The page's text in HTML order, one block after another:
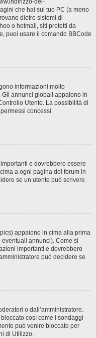
del-
che hai sul tuo PC (a meno
dietro sistemi di
o hotmail, siti protetti da
puoi usare il comando BBCode
informazioni molto
annunci globali appaiono in
Utente. La possibilità di
concessi
e dovrebbero essere
a ogni pagina del forum in
se un utente può scrivere
appaiono in cima alla prima
annunci). Come si
importanti e dovrebbero
può decidere se
o dall’amministratore.
così come i sondaggi
può venire bloccato per
di Utilizzo.